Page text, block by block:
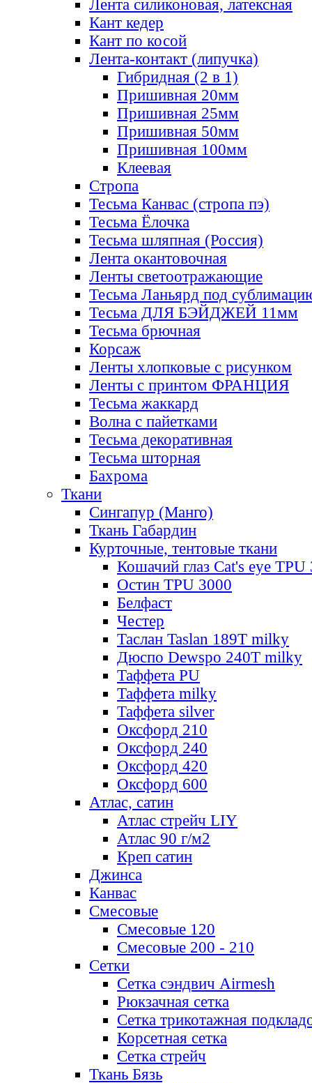
Лента силиконовая, латексная
Кант кедер
Кант по косой
Лента-контакт (липучка)
Гибридная (2 в 1)
Пришивная 20мм
Пришивная 25мм
Пришивная 50мм
Пришивная 100мм
Клеевая
Стропа
Тесьма Канвас (стропа пэ)
Тесьма Ёлочка
Тесьма шляпная (Россия)
Лента окантовочная
Ленты светоотражающие
Тесьма Ланьярд под
Тесьма ДЛЯ БЭЙДЖЕЙ 11мм
Тесьма брючная
Корсаж
Ленты хлопковые с рисунком
Ленты с принтом ФРАНЦИЯ
Тесьма жаккард
Волна с пайетками
Тесьма декоративная
Тесьма шторная
Бахрома
Ткани
Сингапур (Манго)
Ткань Габардин
Курточные, тентовые ткани
Кошачий глаз Cat's eye TPU
Остин TPU 3000
Белфаст
Честер
Таслан Taslan 189T milky
Дюспо Dewspo 240T milky
Таффета PU
Таффета milky
Таффета silver
Оксфорд 210
Оксфорд 240
Оксфорд 420
Оксфорд 600
Атлас, сатин
Атлас стрейч LIY
Атлас 90 г/м2
Креп сатин
Джинса
Канвас
Смесовые
Смесовые 120
Смесовые 200 - 210
Сетки
Сетка сэндвич Airmesh
Рюкзачная сетка
Сетка трикотажная
Корсетная сетка
Сетка стрейч
Ткань Бязь